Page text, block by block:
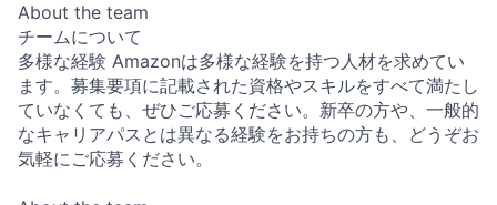
About the team
チームについて
多様な経験 Amazonは多様な経験を持つ人材を求めてい
ます。募集要項に記載された資格やスキルをすべて満たし
ていなくても、ぜひご応募ください。新卒の方や、一般的
なキャリアパスとは異なる経験をお持ちの方も、どうぞお
気軽にご応募ください。